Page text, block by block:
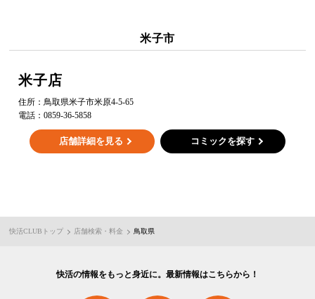
快活CLUBトップ 店舗検索・料金 鳥取県
米子市
米子店
住所：鳥取県米子市米原4-5-65
電話：0859-36-5858
店舗詳細を見る コミックを探す
快活の情報をもっと身近に。最新情報はこちらから！